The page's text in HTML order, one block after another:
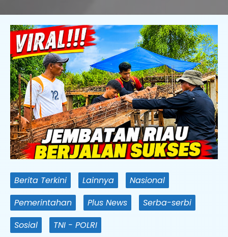
Berita Terkini Lainnya
Nasional
Pemerintahan
Plus News
Serba-serbi
Sosial
TNI - POLRI